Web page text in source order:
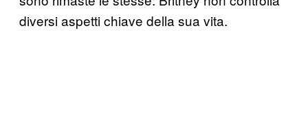
diversi aspetti chiave della sua vita.